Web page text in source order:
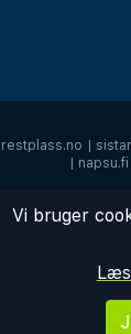
restplass.no |
| napsu.fi
Vi bruger